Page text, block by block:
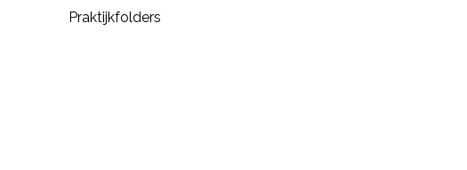
Praktijkfolders